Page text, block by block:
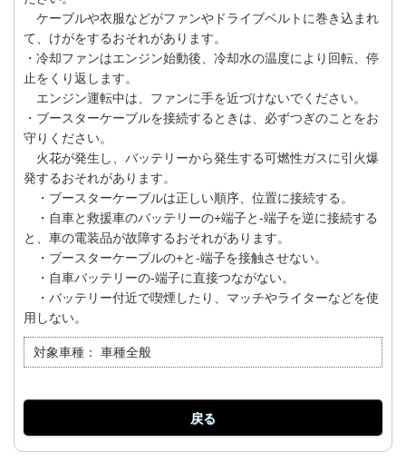
ケーブルや衣服などがファンやドライブベルトに巻き込まれ
て、けがをするおそれがあります。
・冷却ファンはエンジン始動後、冷却水の温度により回転、停
止をくり返します。
エンジン運転中は、ファンに手を近づけないでください。
・ブースターケーブルを接続するときは、必ずつぎのことをお
守りください。
火花が発生し、バッテリーから発生する可燃性ガスに引火爆
発するおそれがあります。
・ブースターケーブルは正しい順序、位置に接続する。
・自車と救援車のバッテリーの+端子と-端子を逆に接続する
と、車の電装品が故障するおそれがあります。
・ブースターケーブルの+と-端子を接触させない。
・自車バッテリーの-端子に直接つながない。
・バッテリー付近で喫煙したり、マッチやライターなどを使
用しない。
対象車種： 車種全般
戻る